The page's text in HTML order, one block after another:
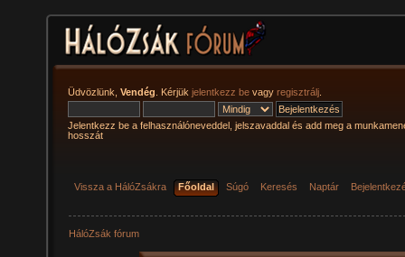
Üdvözlünk, Vendég . Kérjük jelentkezz be vagy regisztrálj
Jelentkezz be a felhasználóneveddel, jelszavaddal és add meg a
hosszát
Vissza a HálóZsákra Főoldal Súgó Keresés Naptár
HálóZsák fórum